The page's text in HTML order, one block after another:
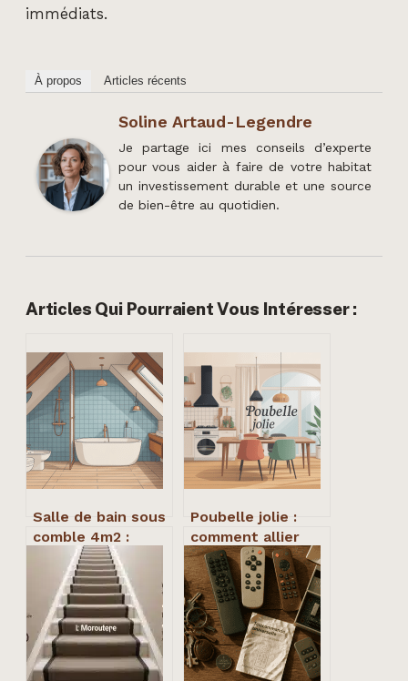
immédiats.
À propos Articles récents
Soline Artaud-Legendre
Je partage ici mes conseils d’experte
pour vous aider à faire de votre habitat
un investissement durable et une source
de bien-être au quotidien.
Articles Qui Pourraient Vous Intéresser :
Salle de bain sous
comble 4m2 :
idées, plans et
erreurs à éviter
Poubelle jolie :
comment allier
design, praticité
et décoration